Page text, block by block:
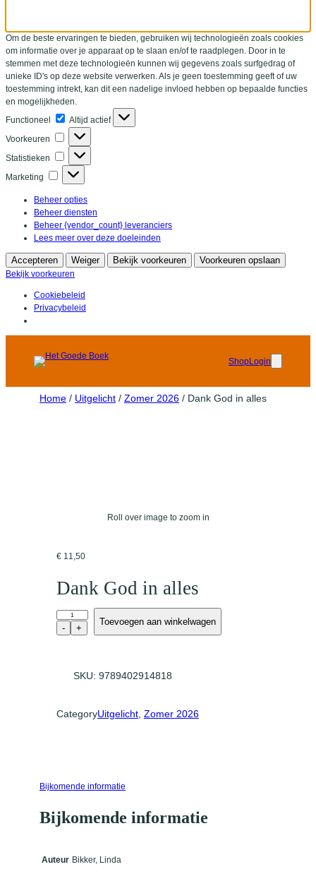
Om de beste ervaringen te bieden, gebruiken wij technologieën zoals cookies
om informatie over je apparaat op te slaan en/of te raadplegen. Door in te
stemmen met deze technologieën kunnen wij gegevens zoals surfgedrag of
unieke ID's op deze website verwerken. Als je geen toestemming geeft of uw
toestemming intrekt, kan dit een nadelige invloed hebben op bepaalde functies
en mogelijkheden.
Functioneel
Altijd actief
Voorkeuren
Voorkeuren
Statistieken
Statistieken
Marketing
Marketing
Beheer opties
Beheer diensten
Beheer {vendor_count} leveranciers
Lees meer over deze doeleinden
Accepteren Weiger Bekijk voorkeuren Voorkeuren opslaan
Bekijk voorkeuren
Cookiebeleid
Privacybeleid
ShopLogin
Home / Uitgelicht / Zomer 2026 / Dank God in alles
Roll over image to zoom in
€ 11,50
Dank God in alles
D
n
a
n
t
- +
Toevoegen aan winkelwagen
SKU: 9789402914818
CategoryUitgelicht Zomer 2026
Bijkomende informatie
Bijkomende informatie
Auteur Bikker, Linda